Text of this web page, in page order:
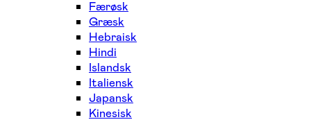
Færøsk
Græsk
Hebraisk
Hindi
Islandsk
Italiensk
Japansk
Kinesisk